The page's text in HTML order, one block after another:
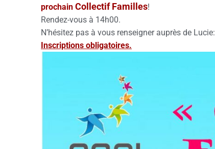
prochain Collectif Familles!
Rendez-vous à 14h00.
N’hésitez pas à vous renseigner auprès de Lucie:
Inscriptions obligatoires.